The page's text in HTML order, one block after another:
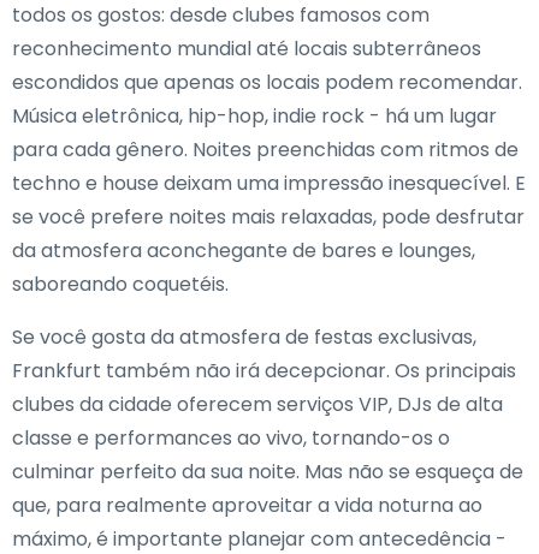
todos os gostos: desde clubes famosos com
reconhecimento mundial até locais subterrâneos
escondidos que apenas os locais podem recomendar.
Música eletrônica, hip-hop, indie rock - há um lugar
para cada gênero. Noites preenchidas com ritmos de
techno e house deixam uma impressão inesquecível. E
se você prefere noites mais relaxadas, pode desfrutar
da atmosfera aconchegante de bares e lounges,
saboreando coquetéis.
Se você gosta da atmosfera de festas exclusivas,
Frankfurt também não irá decepcionar. Os principais
clubes da cidade oferecem serviços VIP, DJs de alta
classe e performances ao vivo, tornando-os o
culminar perfeito da sua noite. Mas não se esqueça de
que, para realmente aproveitar a vida noturna ao
máximo, é importante planejar com antecedência -